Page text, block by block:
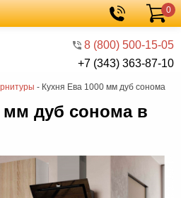
8 (800) 500-15-05
+7 (343) 363-87-10
Корзина
0
- Кухня Ева 1000 мм дуб сонома
мм дуб сонома в